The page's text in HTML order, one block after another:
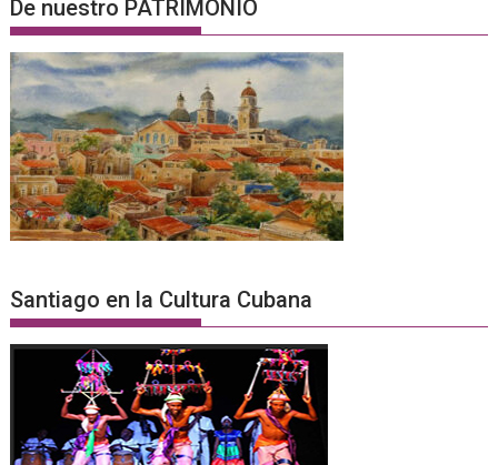
De nuestro PATRIMONIO
Santiago en la Cultura Cubana